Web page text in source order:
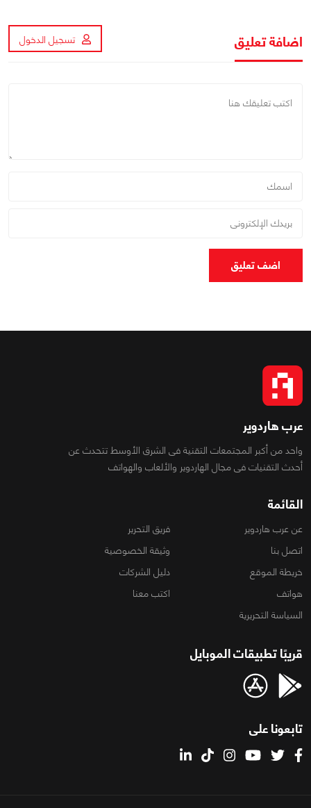
اضافة تعليق تسجيل الدخول
اضف تعليق
عرب هاردوير
واحد من أكبر المجتمعات التقنية فى الشرق الأوسط تتحدث عن
أحدث التقنيات فى مجال الهاردوير والألعاب والهواتف
القائمة
عن عرب هاردوير
فريق التحرير
اتصل بنا
وثيقة الخصوصية
خريطة الموقع
دليل الشركات
هواتف
اكتب معنا
السياسة التحريرية
قريبًا تطبيقات الموبايل
تابعونا على